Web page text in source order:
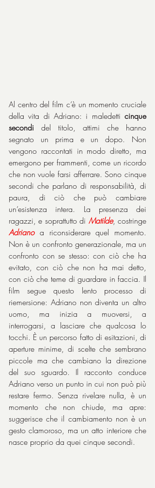
Al centro del film c’è un momento cruciale
della vita di Adriano: i maledetti cinque
secondi del titolo, attimi che hanno
segnato un prima e un dopo. Non
vengono raccontati in modo diretto, ma
emergono per frammenti, come un ricordo
che non vuole farsi afferrare. Sono cinque
secondi che parlano di responsabilità, di
paura, di ciò che può cambiare
un’esistenza intera. La presenza dei
ragazzi, e soprattutto di Matilde
Adriano a riconsiderare quel momento.
Non è un confronto generazionale, ma un
confronto con se stesso: con ciò che ha
evitato, con ciò che non ha mai detto,
con ciò che teme di guardare in faccia. Il
film segue questo lento processo di
riemersione: Adriano non diventa un altro
uomo, ma inizia a muoversi, a
interrogarsi, a lasciare che qualcosa lo
tocchi. È un percorso fatto di esitazioni, di
aperture minime, di scelte che sembrano
piccole ma che cambiano la direzione
del suo sguardo. Il racconto conduce
Adriano verso un punto in cui non può più
restare fermo. Senza rivelare nulla, è un
momento che non chiude, ma apre:
suggerisce che il cambiamento non è un
gesto clamoroso, ma un atto interiore che
nasce proprio da quei cinque secondi.